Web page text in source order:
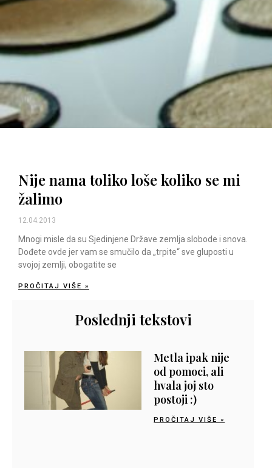
Nije nama toliko loše koliko se mi
žalimo
12.04.2013
Mnogi misle da su Sjedinjene Države zemlja slobode i snova.
Dođete ovde jer vam se smučilo da „trpite“ sve gluposti u
svojoj zemlji, obogatite se
PROČITAJ VIŠE »
Poslednji tekstovi
Metla ipak nije
od pomoci, ali
hvala joj sto
postoji :)
PROČITAJ VIŠE »